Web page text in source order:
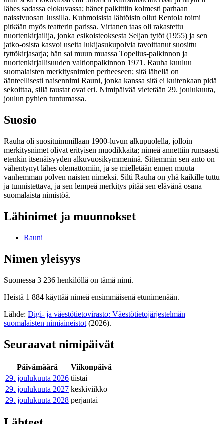
lähes sadassa elokuvassa; hänet palkittiin kolmesti parhaan
naissivuosan Jussilla. Kuhmoisista lähtöisin ollut Rentola toimi
pitkään myös teatterin parissa. Virtanen taas oli rakastettu
nuortenkirjailija, jonka esikoisteoksesta Seljan tytöt (1955) ja sen
jatko-osista kasvoi useita lukijasukupolvia tavoittanut suosittu
tyttökirjasarja; hän sai muun muassa Topelius-palkinnon ja
nuortenkirjallisuuden valtionpalkinnon 1971. Rauha kuuluu
suomalaisten merkitysnimien perheeseen; sitä lähellä on
äänteellisesti naisennimi Rauni, jonka kanssa sitä ei kuitenkaan pidä
sekoittaa, sillä taustat ovat eri. Nimipäivää vietetään 29. joulukuuta,
joulun pyhien tuntumassa.
Suosio
Rauha oli suosituimmillaan 1900-luvun alkupuolella, jolloin
merkitysnimet olivat erityisen muodikkaita; nimeä annettiin runsaasti
etenkin itsenäisyyden alkuvuosikymmeninä. Sittemmin sen anto on
vähentynyt lähes olemattomiin, ja se mielletään ennen muuta
vanhemman polven naisten nimeksi. Silti Rauha on yhä kaikille tuttu
ja tunnistettava, ja sen lempeä merkitys pitää sen elävänä osana
suomalaista nimistöä.
Lähinimet ja muunnokset
Rauni
Nimen yleisyys
Suomessa 3 236 henkilöllä on tämä nimi.
Heistä 1 884 käyttää nimeä ensimmäisenä etunimenään.
Lähde: Digi- ja väestötietovirasto: Väestötietojärjestelmän
suomalaisten nimiaineistot (2026).
Seuraavat nimipäivät
Päivämäärä
Viikonpäivä
29. joulukuuta 2026 tiistai
29. joulukuuta 2027 keskiviikko
29. joulukuuta 2028 perjantai